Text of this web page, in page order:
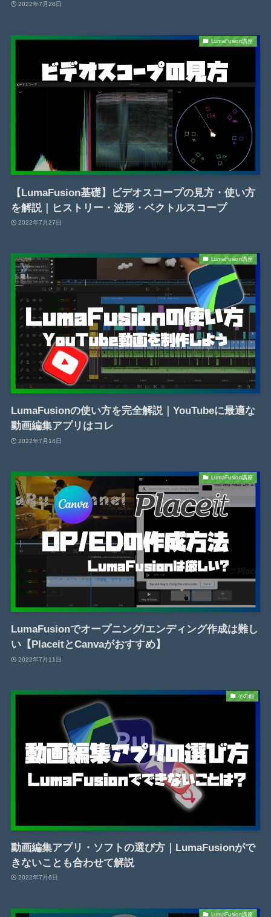
2022年7月28日
LumaFusion講座
【LumaFusion基礎】ビデオスコープの見方・使い方
を解説｜ヒストリー・波形・ベクトルスコープ
2022年7月27日
LumaFusion講座
LumaFusionの使い方を完全解説｜YouTubeに最適な
動画編集アプリはコレ
2022年7月14日
LumaFusion講座
LumaFusionでオープニング/エンディング作成は難し
い【PlaceitとCanvaがおすすめ】
2022年7月11日
その他
動画編集アプリ・ソフトの選び方｜LumaFusionがで
きないことも合わせて解説
2022年7月6日
LumaFusion講座